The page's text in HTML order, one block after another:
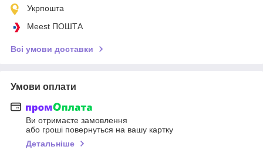
Укрпошта
Meest ПОШТА
Всі умови доставки
Умови оплати
Ви отримаєте замовлення
або гроші повернуться на вашу картку
Детальніше